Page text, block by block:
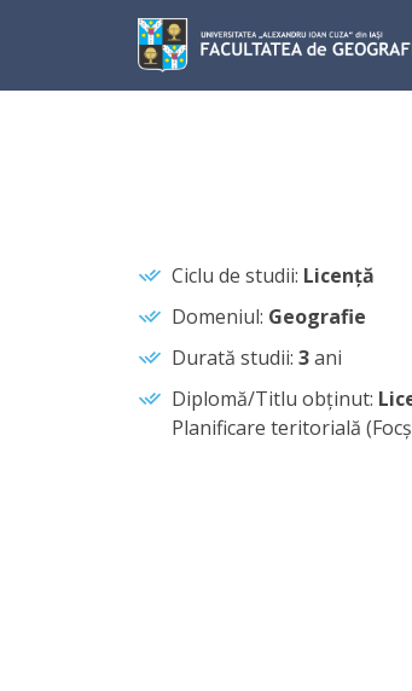
Ciclu de studii: Licență
Domeniul: Geografie
Durată studii: 3ani
Diplomă/Titlu obţinut:
Planificare teritorială